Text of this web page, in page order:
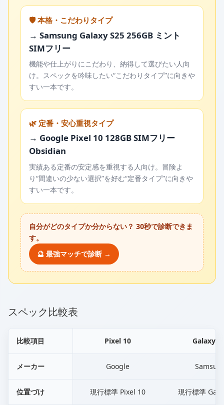
🛡️ 本格・こだわりタイプ
→ Samsung Galaxy S25 256GB ミント
SIMフリー
機能や仕上がりにこだわり、納得して選びたい人向
け。スペックを吟味したい“こだわりタイプ”に向きや
すい一本です。
🌿 定番・安心重視タイプ
→ Google Pixel 10 128GB SIMフリー
Obsidian
実績ある定番の安定感を重視する人向け。冒険よ
り“間違いの少ない選択”を好む“定番タイプ”に向きや
すい一本です。
自分がどのタイプか分からない？ 30秒で診断できま
す。
🔮 最強マッチで診断 →
スペック比較表
比較項目 Pixel 10 Galaxy
メーカー Google
位置づけ 現行標準 Pixel 10 現行標準